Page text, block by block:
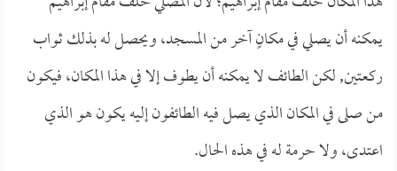
يمكنه أن يصلي في مكانٍ آخر من المسجد، ويحصل له بذلك ثواب
ركعتين, لكن الطائف لا يمكنه أن يطوف إلا في هذا المكان، فيكون
من صلى في المكان الذي يصل فيه الطائفون إليه يكون هو الذي
اعتدى، ولا حرمة له في هذه الحال.